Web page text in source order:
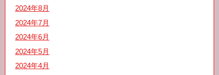
2024年8月
2024年7月
2024年6月
2024年5月
2024年4月